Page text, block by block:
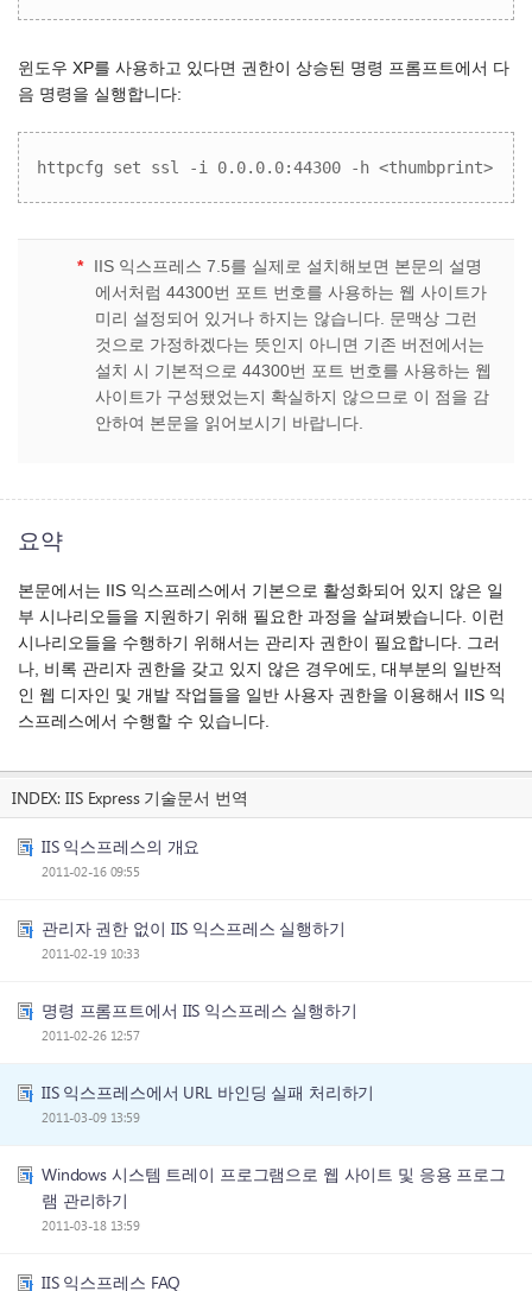
윈도우 XP를 사용하고 있다면 권한이 상승된 명령 프롬프트에서 다
음 명령을 실행합니다:
httpcfg set ssl -i 0.0.0.0:44300 -h <thumbprint>
*
IIS 익스프레스 7.5를 실제로 설치해보면 본문의 설명
에서처럼 44300번 포트 번호를 사용하는 웹 사이트가
미리 설정되어 있거나 하지는 않습니다. 문맥상 그런
것으로 가정하겠다는 뜻인지 아니면 기존 버전에서는
설치 시 기본적으로 44300번 포트 번호를 사용하는 웹
사이트가 구성됐었는지 확실하지 않으므로 이 점을 감
안하여 본문을 읽어보시기 바랍니다.
요약
본문에서는 IIS 익스프레스에서 기본으로 활성화되어 있지 않은 일
부 시나리오들을 지원하기 위해 필요한 과정을 살펴봤습니다. 이런
시나리오들을 수행하기 위해서는 관리자 권한이 필요합니다. 그러
나, 비록 관리자 권한을 갖고 있지 않은 경우에도, 대부분의 일반적
인 웹 디자인 및 개발 작업들을 일반 사용자 권한을 이용해서 IIS 익
스프레스에서 수행할 수 있습니다.
INDEX:IIS Express 기술문서 번역
IIS 익스프레스의 개요
2011-02-16 09:55
관리자 권한 없이 IIS 익스프레스 실행하기
2011-02-19 10:33
명령 프롬프트에서 IIS 익스프레스 실행하기
2011-02-26 12:57
IIS 익스프레스에서 URL 바인딩 실패 처리하기
2011-03-09 13:59
Windows 시스템 트레이 프로그램으로 웹 사이트 및 응용 프로그
램 관리하기
2011-03-18 13:59
IIS 익스프레스 FAQ